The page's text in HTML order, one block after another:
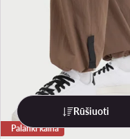
Palanki kaina
Rūšiuoti